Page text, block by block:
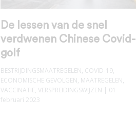
De lessen van de snel
verdwenen Chinese Covid-
golf
BESTRIJDINGSMAATREGELEN, COVID-19,
ECONOMISCHE GEVOLGEN, MAATREGELEN,
VACCINATIE, VERSPREIDINGSWIJZEN | 01
februari 2023